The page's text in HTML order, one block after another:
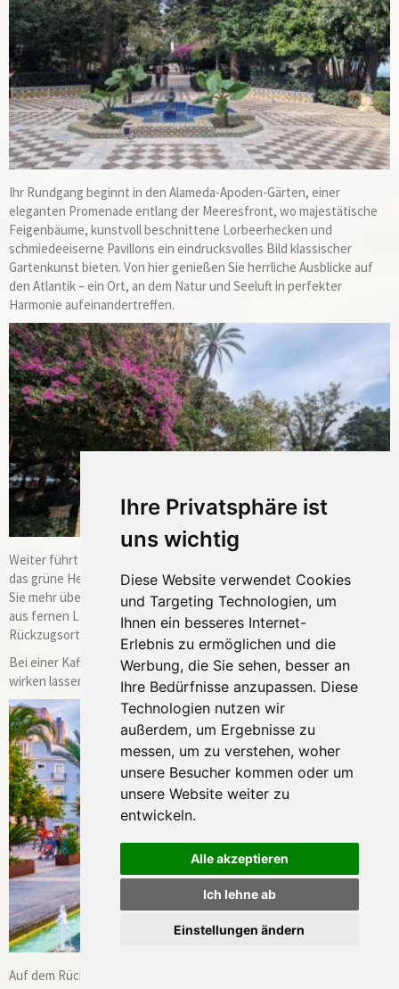
Ihre Privatsphäre ist
uns wichtig
Diese Website verwendet Cookies
und Targeting Technologien, um
Ihnen ein besseres Internet-
Erlebnis zu ermöglichen und die
Werbung, die Sie sehen, besser an
Ihre Bedürfnisse anzupassen. Diese
Technologien nutzen wir
außerdem, um Ergebnisse zu
messen, um zu verstehen, woher
unsere Besucher kommen oder um
unsere Website weiter zu
entwickeln.
Alle akzeptieren
Ich lehne ab
Einstellungen ändern
Ihr Rundgang beginnt in den Alameda-Apoden-Gärten, einer
eleganten Promenade entlang der Meeresfront, wo majestätische
Feigenbäume, kunstvoll beschnittene Lorbeerhecken und
schmiedeeiserne Pavillons ein eindrucksvolles Bild klassischer
Gartenkunst bieten. Von hier genießen Sie herrliche Ausblicke auf
den Atlantik – ein Ort, an dem Natur und Seeluft in perfekter
Harmonie aufeinandertreffen.
Weiter führt der Spaziergang in den romantischen Parque Genovés,
das grüne Herz von Cádiz. Unter schattigen Baumkronen erfahren
Sie mehr über die botanische Vielfalt der Region, exotische Pflanzen
aus fernen Ländern und die Bedeutung dieser Parkanlagen als
Rückzugsorte der Stadtgesellschaft.
Bei einer Kaffeepause können Sie die Atmosphäre in Ruhe auf sich
wirken lassen – begleitet vom Duft von Jasmin und Orangenblüten.
Auf dem Rückweg schlendern Sie direkt durch die historische